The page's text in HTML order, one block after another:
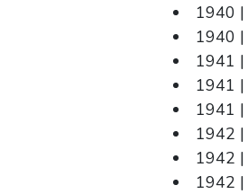
1940 |
1940 |
1941 |
1941 |
1941 |
1942 |
1942 |
1942 |